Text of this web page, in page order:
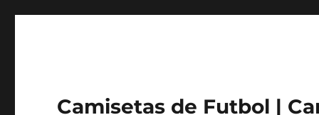
Camisetas de Futbol |